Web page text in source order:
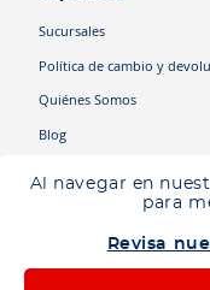
Al navegar en
para
Revisa
Ingresa tu ubicación
Sucursales
Política de cambio y
Quiénes Somos
Blog